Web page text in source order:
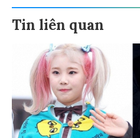
Tin liên quan